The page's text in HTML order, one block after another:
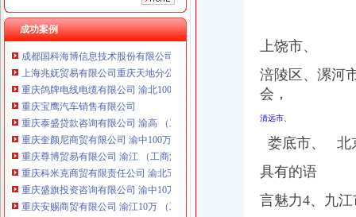
成功案例
重庆华康假肢矫形有限公司 渝中120万 （增资）
成都国科海博信息技术股份有限公司重庆分公司 渝江 （工商注册）
上海兆妩贸易有限公司重庆天地分公司 渝中 （工商注册）
重庆鸽牌电线电缆有限公司 渝北10010万 (进出口权)
重庆宝鹰汽车销售有限公司
重庆泰盛贷款咨询有限公司 渝高 （工商注册）
重庆奎颜尼商贸有限公司 渝中100万 （工商注册）
重庆尊博贸易有限公司 渝江 （工商注册）
重庆科米克商贸有限责任公司 渝北50万 （工商注册）
重庆盛旗投资咨询有限公司 渝中10万 （工商注册）
重庆安赐商贸有限公司 渝江10万 （工商注册）
重庆华康假肢矫形有限公司 渝中120万 （增资）
成都国科海博信息技术股份有限公司重庆分公司 渝江 （工商注册）
上饶市、
涪陵区、 漯河
会，
清远市、
娄底市、
具有的语
言魅力4、 九